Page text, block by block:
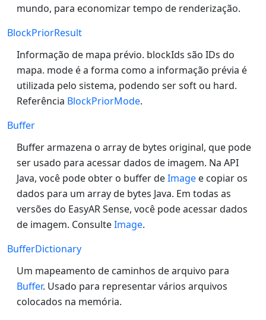
mundo, para economizar tempo de renderização.
BlockPriorResult
Informação de mapa prévio. blockIds são IDs do
mapa. mode é a forma como a informação prévia é
utilizada pelo sistema, podendo ser soft ou hard.
Referência BlockPriorMode.
Buffer
Buffer armazena o array de bytes original, que pode
ser usado para acessar dados de imagem. Na API
Java, você pode obter o buffer deImage e copiar os
dados para um array de bytes Java. Em todas as
versões do EasyAR Sense, você pode acessar dados
de imagem. ConsulteImage.
BufferDictionary
Um mapeamento de caminhos de arquivo para
Buffer. Usado para representar vários arquivos
colocados na memória.